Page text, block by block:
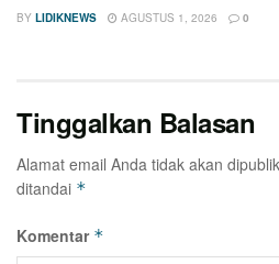
BY LIDIKNEWS AGUSTUS 1, 2026 0
Tinggalkan Balasan
Alamat email Anda tidak akan
ditandai *
Komentar *